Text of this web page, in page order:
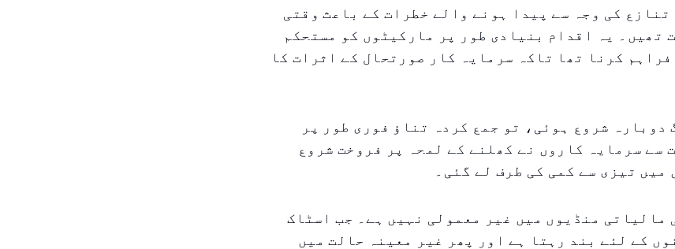
تنازع کی وجہ سے پیدا ہونے والے خطرات کے باعث وقتی
تھیں۔ یہ اقدام بنیادی طور پر مارکیٹوں کو مستحکم
فراہم کرنا تھا تاکہ سرمایہ کار صورتحال کے اثرات کا
دوبارہ شروع ہوئی، تو جمع کردہ تناؤ فوری طور پر
سے سرمایہ کاروں نے کھلنے کے لمحہ پر فروخت شروع
تیزی سے کمی کی طرف لے گئی۔
مالیاتی منڈیوں میں غیر معمولی نہیں ہے۔ جب اسٹاک
کے لئے بند رہتا ہے اور پھر غیر معینہ حالت میں